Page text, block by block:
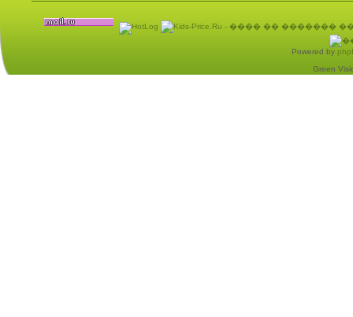
Powered by
Green